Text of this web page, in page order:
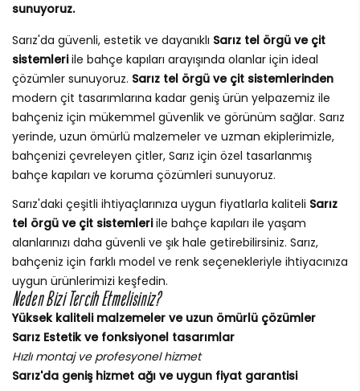
sunuyoruz.
Sarız'da güvenli, estetik ve dayanıklı Sarız tel örgü ve çit
sistemleriile bahçe kapıları arayışında olanlar için ideal
çözümler sunuyoruz. Sarız tel örgü ve çit sistemlerinden
modern çit tasarımlarına kadar geniş ürün yelpazemiz ile
bahçeniz için mükemmel güvenlik ve görünüm sağlar. Sarız
yerinde, uzun ömürlü malzemeler ve uzman ekiplerimizle,
bahçenizi çevreleyen çitler, Sarız için özel tasarlanmış
bahçe kapıları ve koruma çözümleri sunuyoruz.
Sarız'daki çeşitli ihtiyaçlarınıza uygun fiyatlarla kaliteli Sarız
tel örgü ve çit sistemleriile bahçe kapıları ile yaşam
alanlarınızı daha güvenli ve şık hale getirebilirsiniz. Sarız,
bahçeniz için farklı model ve renk seçenekleriyle ihtiyacınıza
uygun ürünlerimizi keşfedin.
Neden Bizi Tercih Etmelisiniz?
Yüksek kaliteli malzemeler ve uzun ömürlü çözümler
Sarız Estetik ve fonksiyonel tasarımlar
Hızlı montaj ve profesyonel hizmet
Sarız'da geniş hizmet ağı ve uygun fiyat garantisi